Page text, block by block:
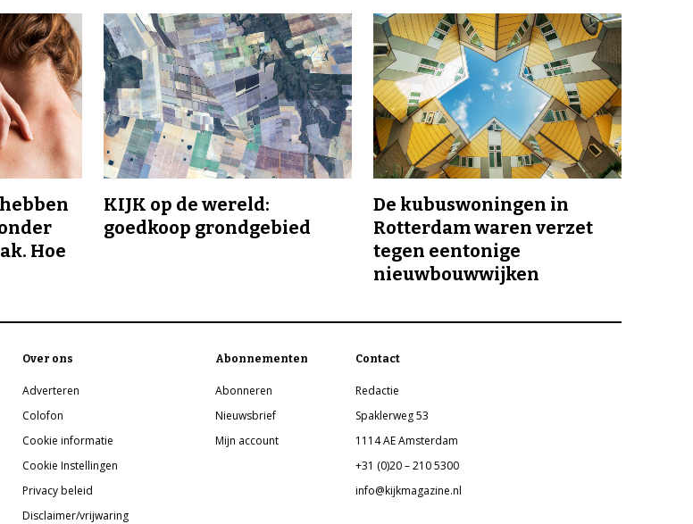
Hoe
KIJK op de wereld:
goedkoop grondgebied
De kubuswoningen in
Rotterdam waren verzet
tegen eentonige
nieuwbouwwijken
Over ons
Adverteren
Colofon
Cookie informatie
Cookie Instellingen
Privacy beleid
Disclaimer/vrijwaring
Abonnementen
Abonneren
Nieuwsbrief
Mijn account
Contact
Redactie
Spaklerweg 53
1114 AE Amsterdam
+31 (0)20 – 210 5300
info@kijkmagazine.nl